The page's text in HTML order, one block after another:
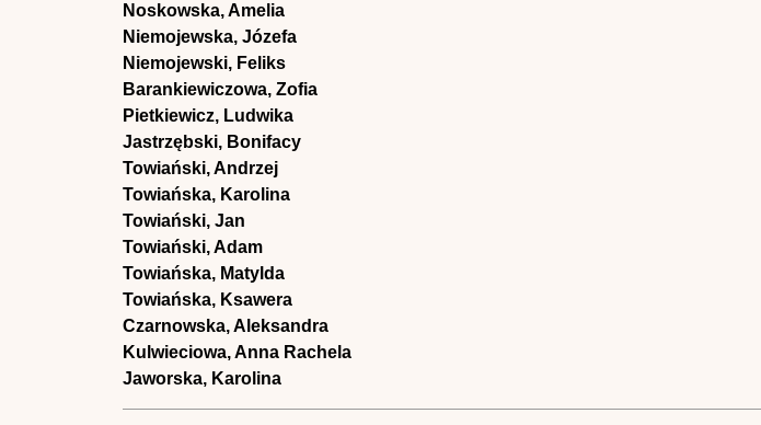
Noskowska, Amelia
Niemojewska, Józefa
Niemojewski, Feliks
Barankiewiczowa, Zofia
Pietkiewicz, Ludwika
Jastrzębski, Bonifacy
Towiański, Andrzej
Towiańska, Karolina
Towiański, Jan
Towiański, Adam
Towiańska, Matylda
Towiańska, Ksawera
Czarnowska, Aleksandra
Kulwieciowa, Anna Rachela
Jaworska, Karolina